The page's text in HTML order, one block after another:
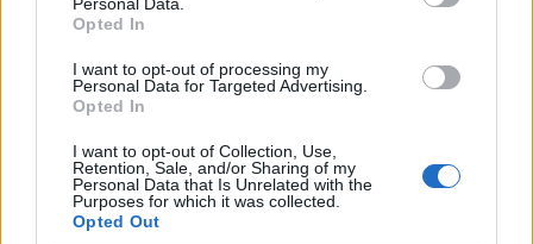
not limited to your visit or usage behaviour. You may click to
grant or deny consent to Google and its third-party tags to
consent section.
Opted In
I want to opt-out of processing my
Personal Data for Targeted Advertising.
Opted In
I want to opt-out of Collection, Use,
Retention, Sale, and/or Sharing of my
Personal Data that Is Unrelated with the
Purposes for which it was collected.
Opted Out